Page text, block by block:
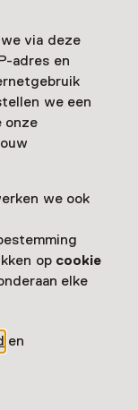
via deze
adres en
we een
onze
we ook
op cookie
elke
en